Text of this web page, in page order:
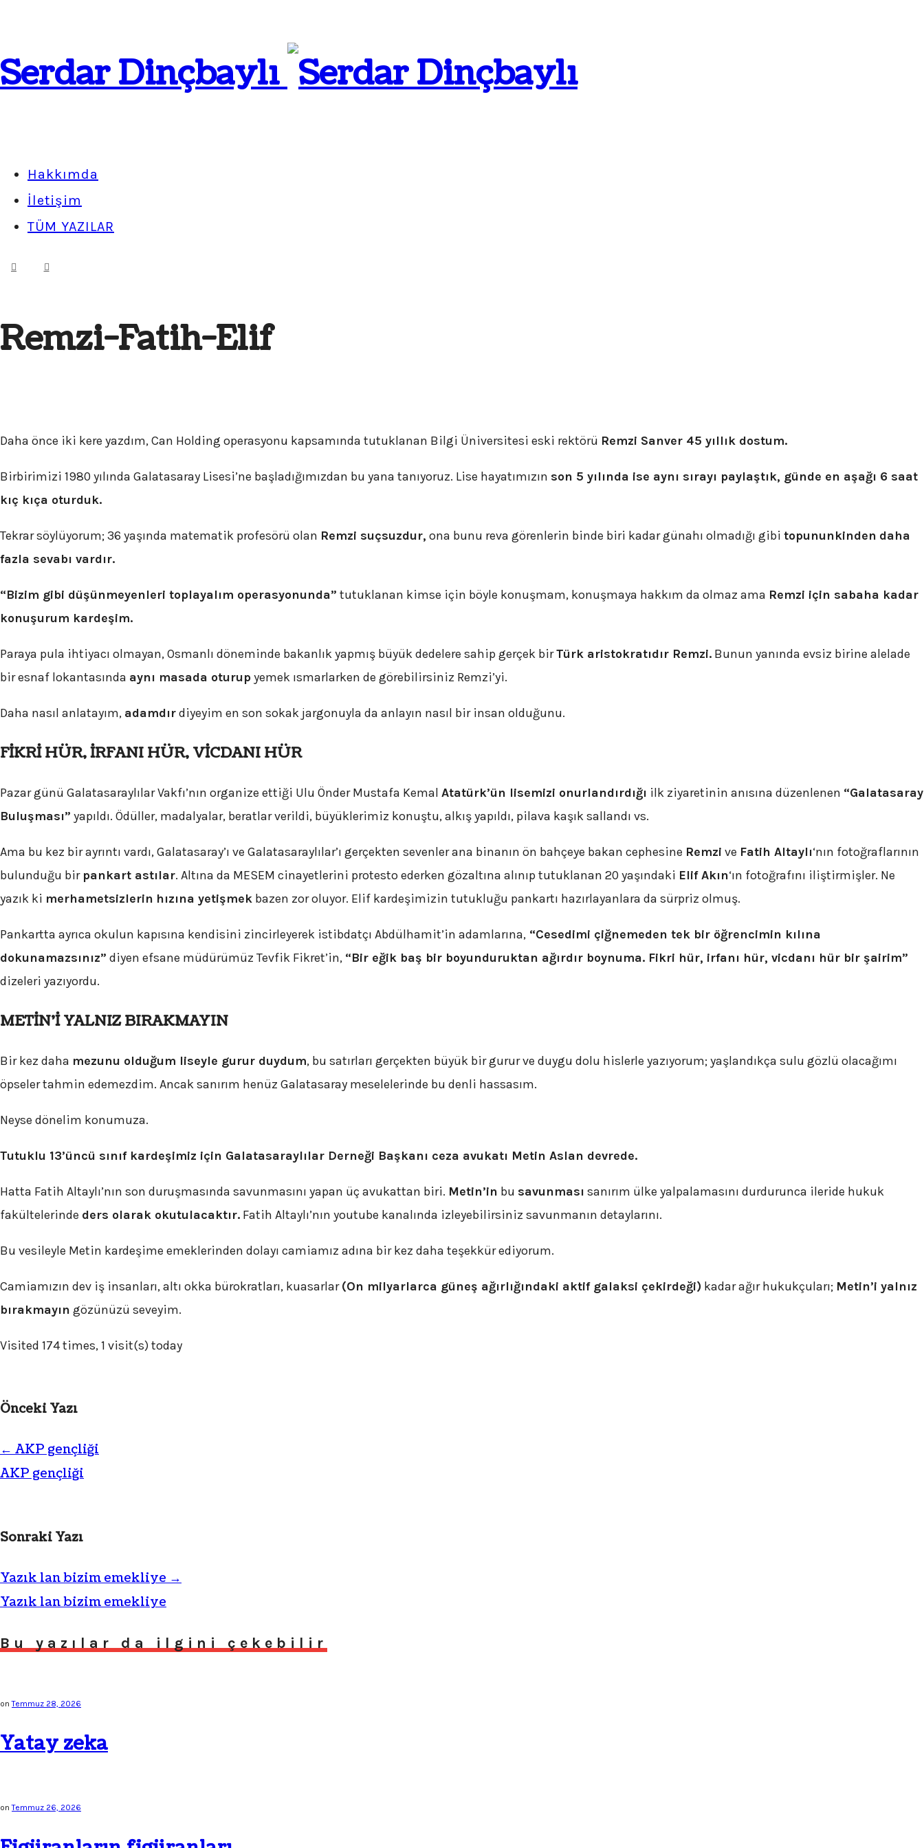
Serdar Dinçbaylı
Hakkımda
İletişim
TÜM YAZILAR
Remzi-Fatih-Elif
Daha önce iki kere yazdım, Can Holding operasyonu kapsamında tutuklanan Bilgi Üniversitesi eski rektörü Remzi Sanver 45 yıllık dostum.
Birbirimizi 1980 yılında Galatasaray Lisesi’ne başladığımızdan bu yana tanıyoruz. Lise hayatımızın son 5 yılında ise aynı sırayı paylaştık, günde en aşağı 6 saat
kıç kıça oturduk.
Tekrar söylüyorum; 36 yaşında matematik profesörü olan Remzi suçsuzdur, ona bunu reva görenlerin binde biri kadar günahı olmadığı gibi topununkinden daha
fazla sevabı vardır.
“Bizim gibi düşünmeyenleri toplayalım operasyonunda” tutuklanan kimse için böyle konuşmam, konuşmaya hakkım da olmaz ama Remzi için sabaha kadar
konuşurum kardeşim.
Paraya pula ihtiyacı olmayan, Osmanlı döneminde bakanlık yapmış büyük dedelere sahip gerçek birTürk aristokratıdır Remzi. Bunun yanında evsiz birine alelade
bir esnaf lokantasında aynı masada oturupyemek ısmarlarken de görebilirsiniz Remzi’yi.
Daha nasıl anlatayım, adamdırdiyeyim en son sokak jargonuyla da anlayın nasıl bir insan olduğunu.
FİKRİ HÜR, İRFANI HÜR, VİCDANI HÜR
Pazar günü Galatasaraylılar Vakfı’nın organize ettiği Ulu Önder Mustafa Kemal Atatürk’ün lisemizi onurlandırdığı ilk ziyaretinin anısına düzenlenen “Galatasaray
Buluşması” yapıldı. Ödüller, madalyalar, beratlar verildi, büyüklerimiz konuştu, alkış yapıldı, pilava kaşık sallandı vs.
Ama bu kez bir ayrıntı vardı, Galatasaray’ı ve Galatasaraylılar’ı gerçekten sevenler ana binanın ön bahçeye bakan cephesine Remzi ve Fatih Altaylı‘nın fotoğraflarının
bulunduğu bir pankart astılar. Altına da MESEM cinayetlerini protesto ederken gözaltına alınıp tutuklanan 20 yaşındaki Elif Akın‘ın fotoğrafını iliştirmişler. Ne
yazık ki merhametsizlerin hızına yetişmek bazen zor oluyor. Elif kardeşimizin tutukluğu pankartı hazırlayanlara da sürpriz olmuş.
Pankartta ayrıca okulun kapısına kendisini zincirleyerek istibdatçı Abdülhamit’in adamlarına, “Cesedimi çiğnemeden tek bir öğrencimin kılına
dokunamazsınız” diyen efsane müdürümüz Tevfik Fikret’in, “Bir eğik baş bir boyunduruktan ağırdır boynuma. Fikri hür, irfanı hür, vicdanı hür bir şairim”
dizeleri yazıyordu.
METİN’İ YALNIZ BIRAKMAYIN
Bir kez daha mezunu olduğum liseyle gurur duydum, bu satırları gerçekten büyük bir gurur ve duygu dolu hislerle yazıyorum; yaşlandıkça sulu gözlü olacağımı
öpseler tahmin edemezdim. Ancak sanırım henüz Galatasaray meselelerinde bu denli hassasım.
Neyse dönelim konumuza.
Tutuklu 13’üncü sınıf kardeşimiz için Galatasaraylılar Derneği Başkanı ceza avukatı Metin Aslan devrede.
Hatta Fatih Altaylı’nın son duruşmasında savunmasını yapan üç avukattan biri. Metin’in bu savunması sanırım ülke yalpalamasını durdurunca ileride hukuk
fakültelerinde ders olarak okutulacaktır. Fatih Altaylı’nın youtube kanalında izleyebilirsiniz savunmanın detaylarını.
Bu vesileyle Metin kardeşime emeklerinden dolayı camiamız adına bir kez daha teşekkür ediyorum.
Camiamızın dev iş insanları, altı okka bürokratları, kuasarlar(On milyarlarca güneş ağırlığındaki aktif galaksi çekirdeği) kadar ağır hukukçuları; Metin’i yalnız
bırakmayın gözünüzü seveyim.
Visited 174 times, 1 visit(s) today
Önceki Yazı
← AKP gençliği
AKP gençliği
Sonraki Yazı
Yazık lan bizim emekliye →
Yazık lan bizim emekliye
Bu yazılar da ilgini çekebilir
onTemmuz 28, 2026
Yatay zeka
onTemmuz 26, 2026